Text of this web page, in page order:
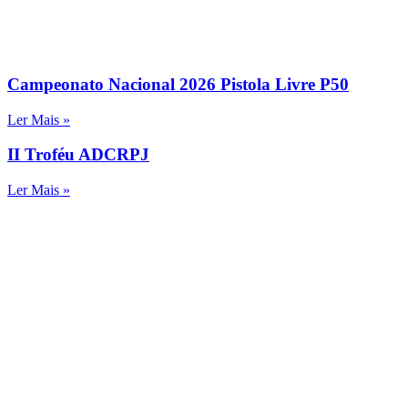
Campeonato Nacional 2026 Pistola Livre P50
Ler Mais »
II Troféu ADCRPJ
Ler Mais »